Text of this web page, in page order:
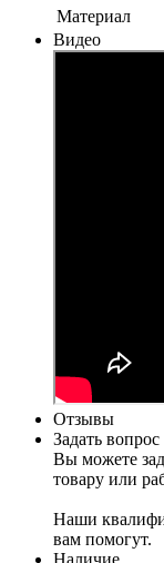
Материал
Видео
Отзывы
Задать вопрос
Вы можете
товару или
Наши
вам помогут.